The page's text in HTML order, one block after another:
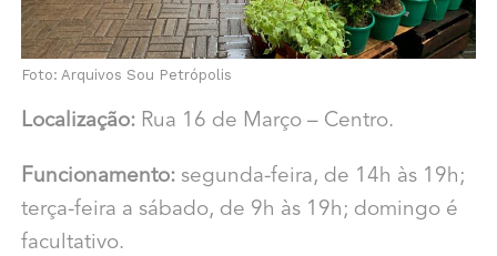
Foto: Arquivos Sou Petrópolis
Localização: Rua 16 de Março – Centro.
Funcionamento: segunda-feira, de 14h às 19h;
terça-feira a sábado, de 9h às 19h; domingo é
facultativo.